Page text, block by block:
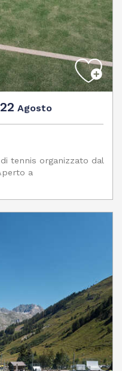
22 Agosto
tennis organizzato dal
a